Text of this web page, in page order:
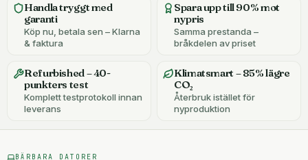
Handla tryggt med
garanti
Köp nu, betala sen – Klarna
& faktura
Spara upp till 90% mot
nypris
Samma prestanda –
bråkdelen av priset
Refurbished – 40-
punkters test
Komplett testprotokoll innan
leverans
Klimatsmart – 85% lägre
CO₂
Återbruk istället för
nyproduktion
BÄRBARA DATORER